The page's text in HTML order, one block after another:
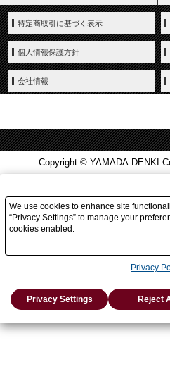
特定商取引に基づく表示
個人情報保護方針
会社情報
Copyright © YAMADA-DENKI
We use cookies to enhance site
“Privacy Settings” to manage your
cookies enabled.
Privacy
Privacy Settings Reject